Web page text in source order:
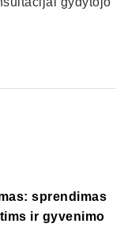
sprendimas
ir gyvenimo